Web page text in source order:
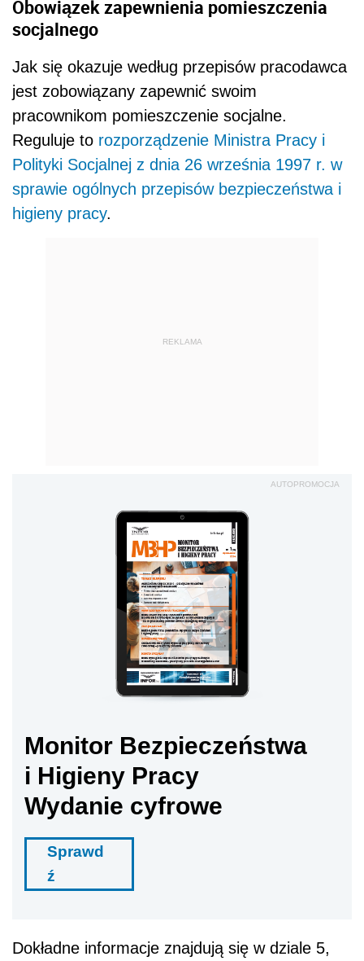
Obowiązek zapewnienia pomieszczenia
socjalnego
Jak się okazuje według przepisów pracodawca
jest zobowiązany zapewnić swoim
pracownikom pomieszczenie socjalne.
Reguluje to rozporządzenie Ministra Pracy i
Polityki Socjalnej z dnia 26 września 1997 r. w
sprawie ogólnych przepisów bezpieczeństwa i
higieny pracy.
REKLAMA
AUTOPROMOCJA
Monitor Bezpieczeństwa
i Higieny Pracy
Wydanie cyfrowe
Sprawd
ź
Dokładne informacje znajdują się w dziale 5,